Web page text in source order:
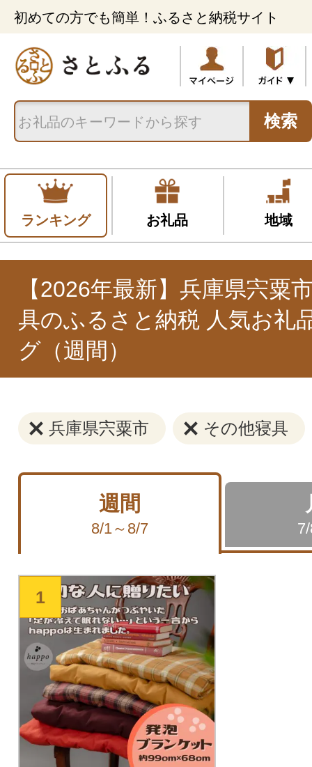
初めての方でも簡単！ふるさと納税サイト
検索
ランキング お礼品 地域
【2026年最新】兵庫県宍粟
具のふるさと納税 人気お礼
グ（週間）
兵庫県宍粟市 その他寝具
週間
8/1～8/7
1